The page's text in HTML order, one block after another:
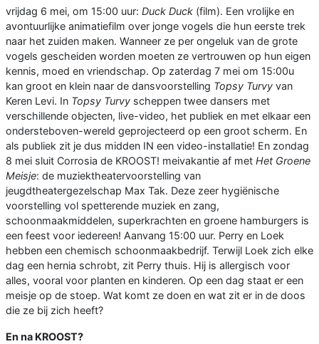
vrijdag 6 mei, om 15:00 uur: Duck Duck (film). Een vrolijke en
avontuurlijke animatiefilm over jonge vogels die hun eerste trek
naar het zuiden maken. Wanneer ze per ongeluk van de grote
vogels gescheiden worden moeten ze vertrouwen op hun eigen
kennis, moed en vriendschap. Op zaterdag 7 mei om 15:00u
kan groot en klein naar de dansvoorstelling Topsy Turvy van
Keren Levi. In Topsy Turvy scheppen twee dansers met
verschillende objecten, live-video, het publiek en met elkaar een
ondersteboven-wereld geprojecteerd op een groot scherm. En
als publiek zit je dus midden IN een video-installatie! En zondag
8 mei sluit Corrosia de KROOST! meivakantie af met Het Groene
Meisje: de muziektheatervoorstelling van
jeugdtheatergezelschap Max Tak. Deze zeer hygiënische
voorstelling vol spetterende muziek en zang,
schoonmaakmiddelen, superkrachten en groene hamburgers is
een feest voor iedereen! Aanvang 15:00 uur. Perry en Loek
hebben een chemisch schoonmaakbedrijf. Terwijl Loek zich elke
dag een hernia schrobt, zit Perry thuis. Hij is allergisch voor
alles, vooral voor planten en kinderen. Op een dag staat er een
meisje op de stoep. Wat komt ze doen en wat zit er in de doos
die ze bij zich heeft?
En na KROOST?